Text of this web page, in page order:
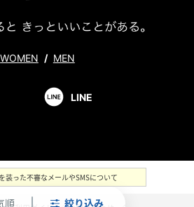
順 絞り込み
WOMEN / MEN
LINE
装った不審なメールやSMSについて